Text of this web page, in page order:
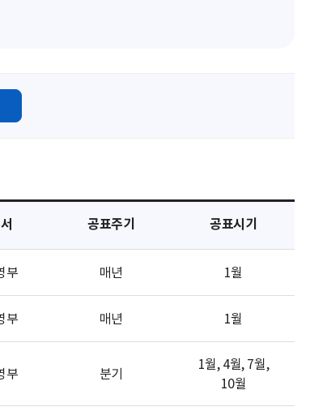
공표주기 공표시기
부 매년 1월
부 매년 1월
부 분기
1월, 4월, 7월,
10월